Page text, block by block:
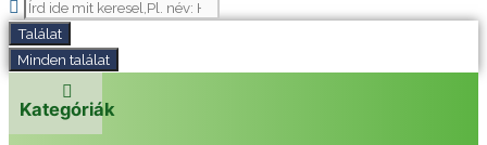
Search
Találat
Minden találat
Kategóriák